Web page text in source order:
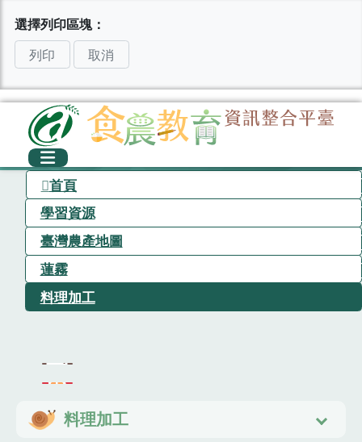
選擇列印區塊：
列印
取消
首頁
學習資源
臺灣農產地圖
蓮霧
料理加工
料理加工